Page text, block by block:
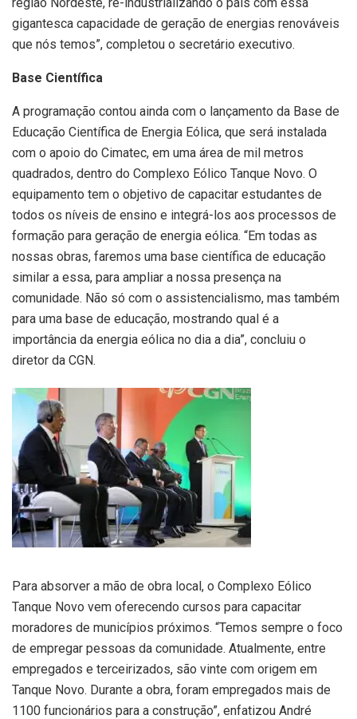
gigantesca capacidade de geração de energias renováveis
que nós temos”, completou o secretário executivo.
Base Científica
A programação contou ainda com o lançamento da Base de
Educação Científica de Energia Eólica, que será instalada
com o apoio do Cimatec, em uma área de mil metros
quadrados, dentro do Complexo Eólico Tanque Novo. O
equipamento tem o objetivo de capacitar estudantes de
todos os níveis de ensino e integrá-los aos processos de
formação para geração de energia eólica. “Em todas as
nossas obras, faremos uma base científica de educação
similar a essa, para ampliar a nossa presença na
comunidade. Não só com o assistencialismo, mas também
para uma base de educação, mostrando qual é a
importância da energia eólica no dia a dia”, concluiu o
diretor da CGN.
Para absorver a mão de obra local, o Complexo Eólico
Tanque Novo vem oferecendo cursos para capacitar
moradores de municípios próximos. “Temos sempre o foco
de empregar pessoas da comunidade. Atualmente, entre
empregados e terceirizados, são vinte com origem em
Tanque Novo. Durante a obra, foram empregados mais de
1100 funcionários para a construção”, enfatizou André